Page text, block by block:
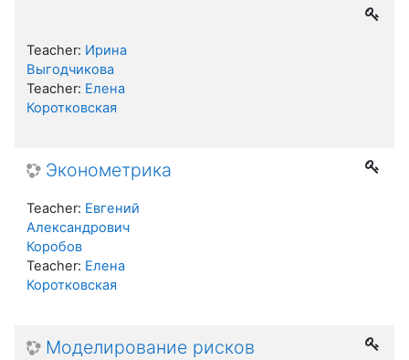
Teacher: Ирина
Выгодчикова
Teacher: Елена
Коротковская
Эконометрика
Teacher: Евгений
Александрович
Коробов
Teacher: Елена
Коротковская
Моделирование рисков